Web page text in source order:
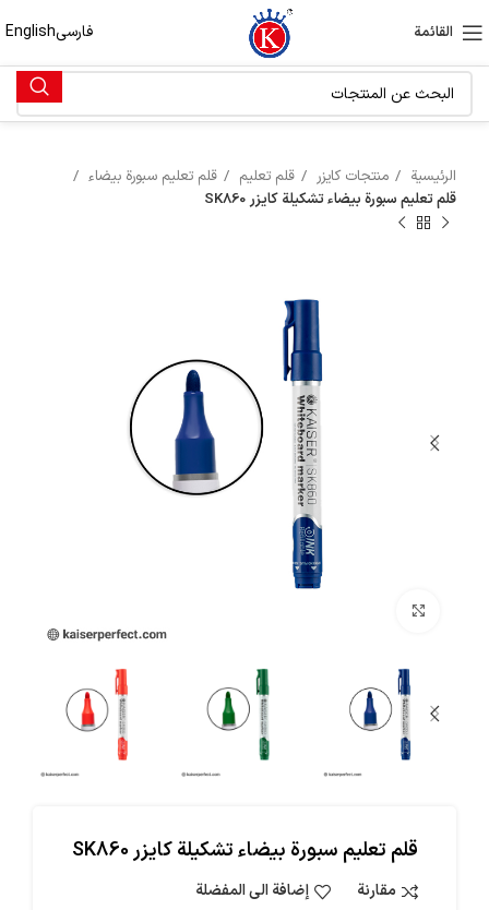
القائمة فارسیEnglish
الرئيسية منتجات كايزر قلم تعليم
قلم تعليم سبورة بيضاء
قلم تعليم سبورة بيضاء تشكيلة كايزر SK860
قلم تعليم سبورة بيضاء تشكيلة كايزر SK860
مقارنة إضافة الى المفضلة